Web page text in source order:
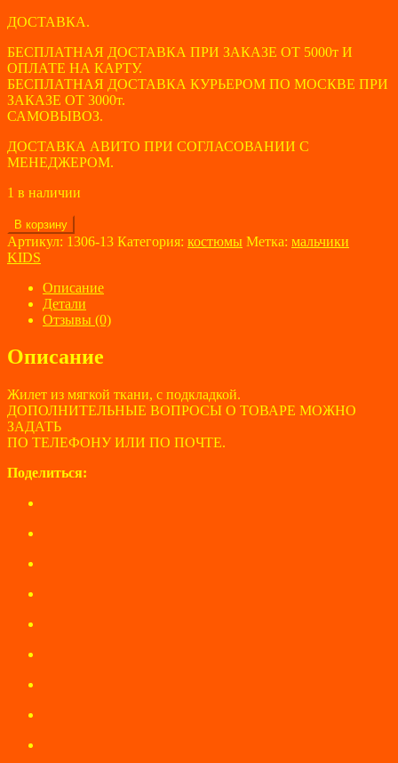
ДОСТАВКА.
БЕСПЛАТНАЯ ДОСТАВКА ПРИ ЗАКАЗЕ ОТ 5000т И
ОПЛАТЕ НА КАРТУ.
БЕСПЛАТНАЯ ДОСТАВКА КУРЬЕРОМ ПО МОСКВЕ ПРИ
ЗАКАЗЕ ОТ 3000т.
САМОВЫВОЗ.
ДОСТАВКА АВИТО ПРИ СОГЛАСОВАНИИ С
МЕНЕДЖЕРОМ.
1 в наличии
Количество
товара
Жилет
мальчиков
KIDS
размер
см
В корзину
Артикул: 1306-13 Категория: костюмы Метка: мальчики
KIDS
Описание
Детали
Отзывы (0)
Описание
Жилет из мягкой ткани, с подкладкой.
ДОПОЛНИТЕЛЬНЫЕ ВОПРОСЫ О ТОВАРЕ МОЖНО
ЗАДАТЬ
ПО ТЕЛЕФОНУ ИЛИ ПО ПОЧТЕ.
Поделиться: